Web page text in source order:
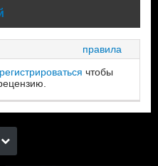
правила
чтобы